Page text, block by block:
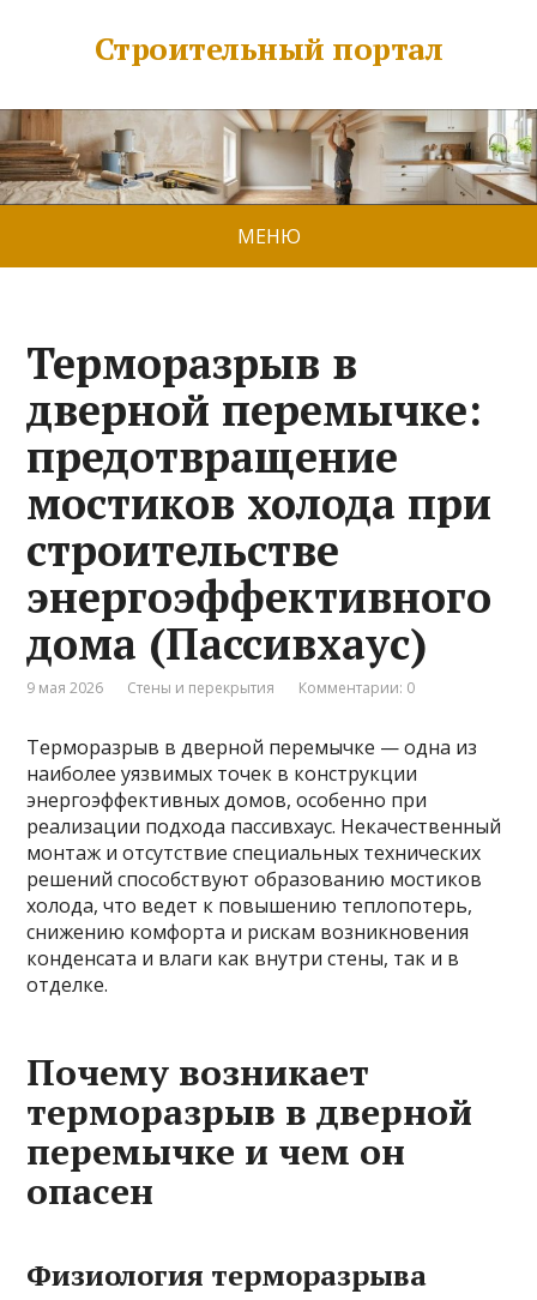
Строительный портал
МЕНЮ
Терморазрыв в
дверной перемычке:
предотвращение
мостиков холода при
строительстве
энергоэффективного
дома (Пассивхаус)
9 мая 2026 Стены и перекрытия Комментарии: 0
Терморазрыв в дверной перемычке — одна из
наиболее уязвимых точек в конструкции
энергоэффективных домов, особенно при
реализации подхода пассивхаус. Некачественный
монтаж и отсутствие специальных технических
решений способствуют образованию мостиков
холода, что ведет к повышению теплопотерь,
снижению комфорта и рискам возникновения
конденсата и влаги как внутри стены, так и в
отделке.
Почему возникает
терморазрыв в дверной
перемычке и чем он
опасен
Физиология терморазрыва